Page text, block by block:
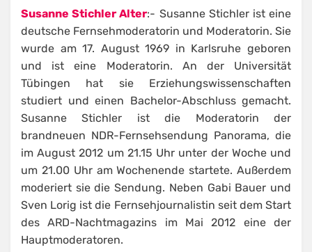
Susanne Stichler Alter:- Susanne Stichler ist eine
deutsche Fernsehmoderatorin und Moderatorin. Sie
wurde am 17. August 1969 in Karlsruhe geboren
und ist eine Moderatorin. An der Universität
Tübingen hat sie Erziehungswissenschaften
studiert und einen Bachelor-Abschluss gemacht.
Susanne Stichler ist die Moderatorin der
brandneuen NDR-Fernsehsendung Panorama, die
im August 2012 um 21.15 Uhr unter der Woche und
um 21.00 Uhr am Wochenende startete. Außerdem
moderiert sie die Sendung. Neben Gabi Bauer und
Sven Lorig ist die Fernsehjournalistin seit dem Start
des ARD-Nachtmagazins im Mai 2012 eine der
Hauptmoderatoren.